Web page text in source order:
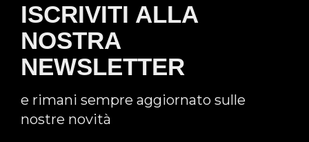
ISCRIVITI ALLA
NOSTRA
NEWSLETTER
e rimani sempre aggiornato sulle
nostre novità